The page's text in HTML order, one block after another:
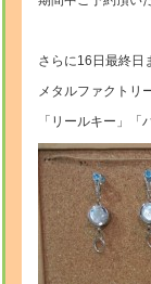
さらに16日最終日
メタルファクトリ
「リールキー」